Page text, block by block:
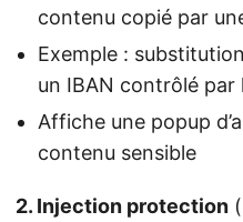
contenu copié par
Exemple :
un IBAN contrôlé par
Affiche une popup
contenu sensible
2. Injection protection